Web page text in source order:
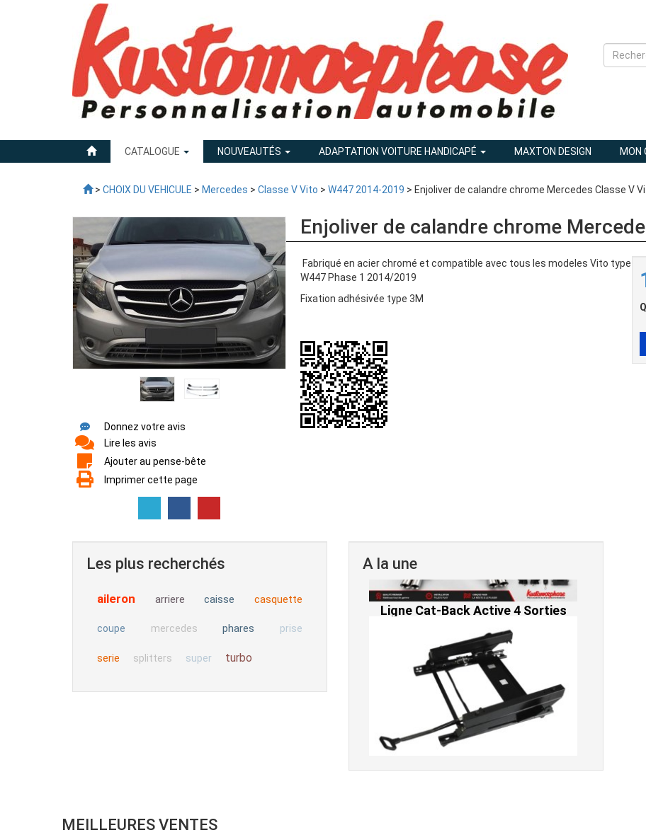
CATALOGUE NOUVEAUTÉS ADAPTATION VOITURE HANDICAPÉ MAXTON DESIGN MON
> CHOIX DU VEHICULE > Mercedes > Classe V Vito > W447 2014-2019 > Enjoliver de calandre chrome Mercedes Classe V
Donnez votre avis
Lire les avis
Ajouter au pense-bête
Imprimer cette page
Enjoliver de calandre chrome
Fabriqué en acier chromé et compatible avec tous les modeles Vito type
W447 Phase 1 2014/2019
Fixation adhésivée type 3M
Les plus recherchés
aileron arriere caisse casquette
coupe mercedes phares prise
serie splitters super turbo
A la une
Console de siège gauche pour
BMW Série 3 E46 (hors Cabriolet et
MEILLEURES VENTES